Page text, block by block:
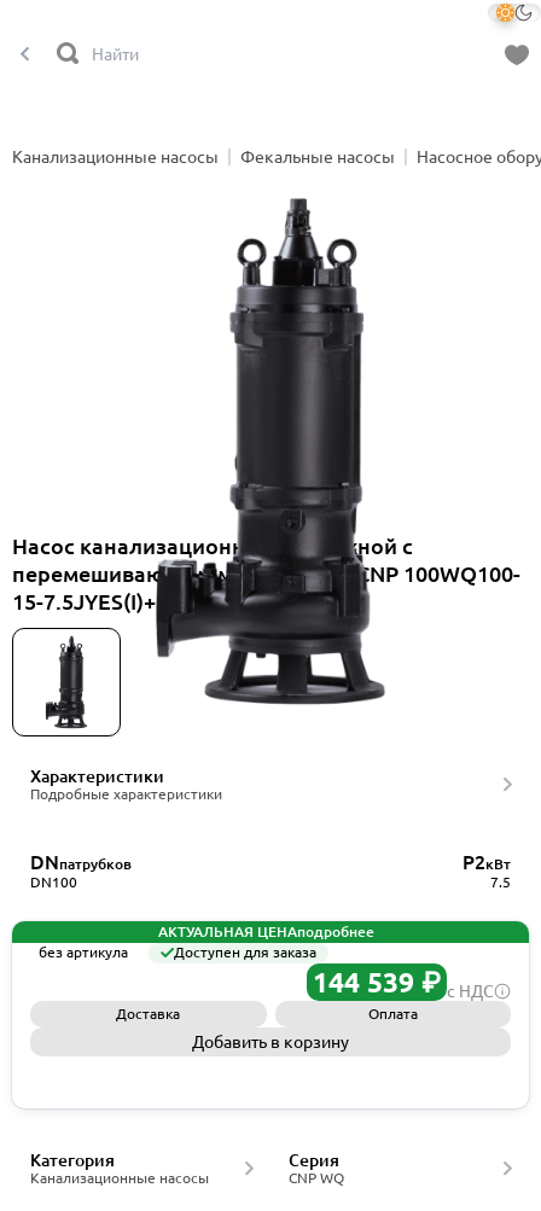
Канализационные насосы Фекальные насосы Насосное
Насос канализационный погружной с
перемешивающим механизмом CNP 100WQ100-
15-7.5JYES(I)+HS100WQ
Характеристики
Подробные характеристики
DNпатрубков
DN100
P2кВт
7.5
АКТУАЛЬНАЯ ЦЕНАподробнее
без артикула
Доступен для заказа
144 539 ₽ с НДС
Доставка Оплата
Добавить в корзину
Канализационные насосы
Категория
CNP WQ
Серия